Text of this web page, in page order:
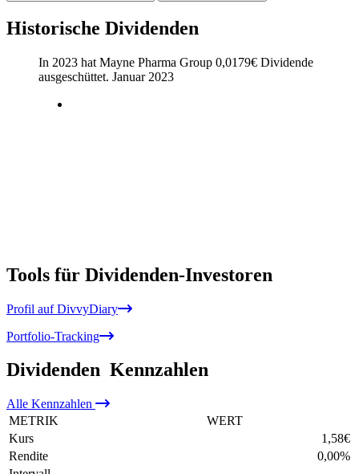
Historische Dividenden
In 2023 hat Mayne Pharma Group 0,0179€ Dividende
ausgeschüttet. Januar 2023
Tools für Dividenden-Investoren
Profil auf DivvyDiary
Portfolio-Tracking
Dividenden Kennzahlen
Alle Kennzahlen
METRIK
WERT
Kurs
1,58€
Rendite
0,00%